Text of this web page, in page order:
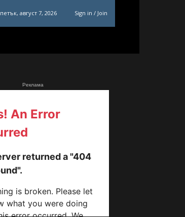
петък, август 7, 2026 Sign in / Join
Реклама